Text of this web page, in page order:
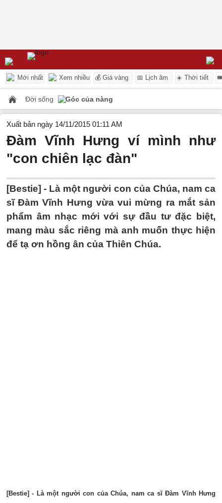
Mới nhất Xem nhiều 💰 Giá vàng 📅 Lịch âm ☀️ Thời tiết
Đời sống Góc của nàng
Xuất bản ngày 14/11/2015 01:11 AM
Đàm Vĩnh Hưng ví mình như
"con chiên lạc đàn"
[Bestie] - Là một người con của Chúa, nam ca
sĩ Đàm Vĩnh Hưng vừa vui mừng ra mắt sản
phẩm âm nhạc mới với sự đầu tư đặc biệt,
mang màu sắc riêng mà anh muốn thực hiện
để tạ ơn hồng ân của Thiên Chúa.
[Bestie] - Là một người con của Chúa, nam ca sĩ Đàm Vĩnh Hưng